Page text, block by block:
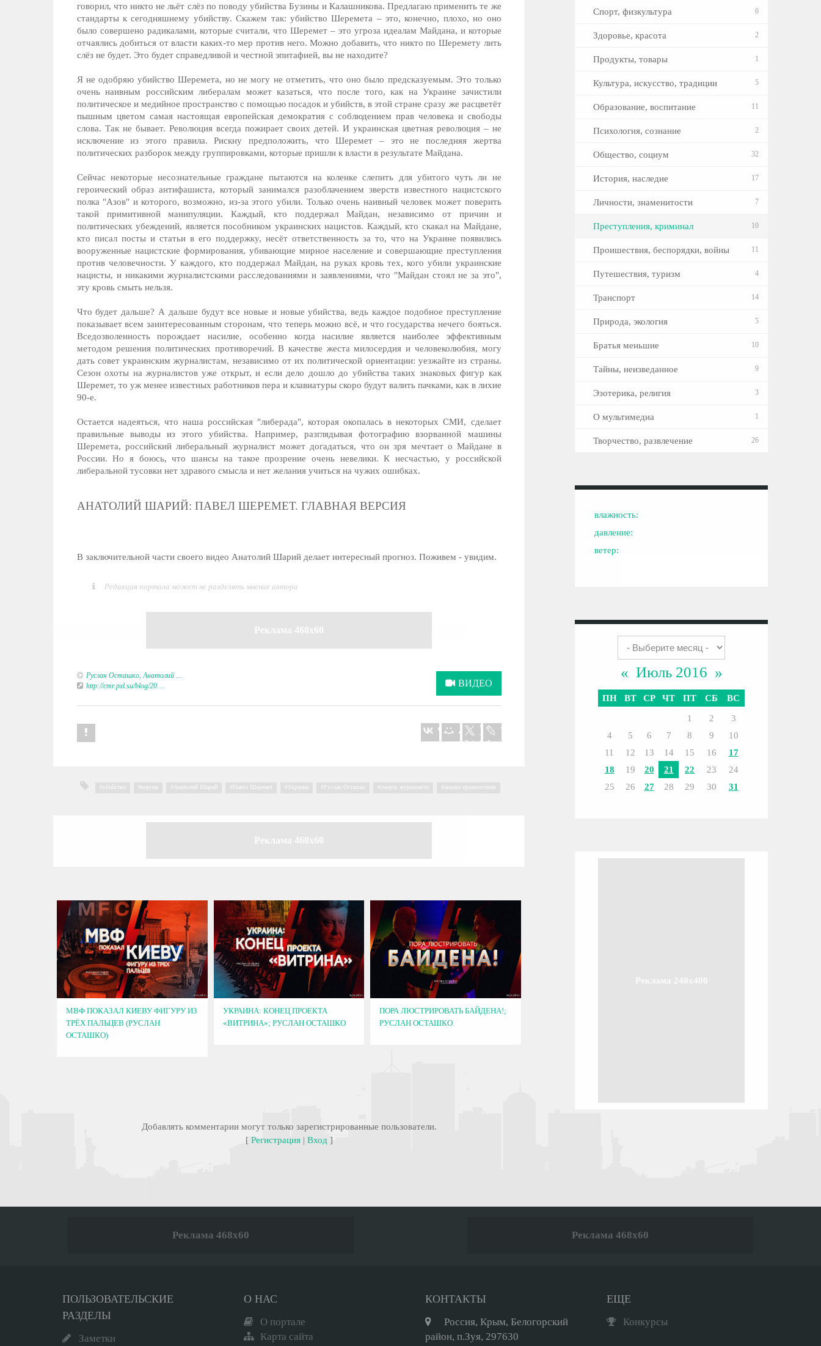
говорил, что никто не льёт слёз по поводу убийства Бузины и Калашникова. Предлагаю применить те же
стандарты к сегодняшнему убийству. Скажем так: убийство Шеремета – это, конечно, плохо, но оно
было совершено радикалами, которые считали, что Шеремет – это угроза идеалам Майдана, и которые
отчаялись добиться от власти каких-то мер против него. Можно добавить, что никто по Шеремету лить
слёз не будет. Это будет справедливой и честной эпитафией, вы не находите?
Я не одобряю убийство Шеремета, но не могу не отметить, что оно было предсказуемым. Это только
очень наивным российским либералам может казаться, что после того, как на Украине зачистили
политическое и медийное пространство с помощью посадок и убийств, в этой стране сразу же расцветёт
пышным цветом самая настоящая европейская демократия с соблюдением прав человека и свободы
слова. Так не бывает. Революция всегда пожирает своих детей. И украинская цветная революция – не
исключение из этого правила. Рискну предположить, что Шеремет – это не последняя жертва
политических разборок между группировками, которые пришли к власти в результате Майдана.
Сейчас некоторые несознательные граждане пытаются на коленке слепить для убитого чуть ли не
героический образ антифашиста, который занимался разоблачением зверств известного нацистского
полка "Азов" и которого, возможно, из-за этого убили. Только очень наивный человек может поверить
такой примитивной манипуляции. Каждый, кто поддержал Майдан, независимо от причин и
политических убеждений, является пособником украинских нацистов. Каждый, кто скакал на Майдане,
кто писал посты и статьи в его поддержку, несёт ответственность за то, что на Украине появились
вооруженные нацистские формирования, убивающие мирное население и совершающие преступления
против человечности. У каждого, кто поддержал Майдан, на руках кровь тех, кого убили украинские
нацисты, и никакими журналистскими расследованиями и заявлениями, что "Майдан стоял не за это",
эту кровь смыть нельзя.
Что будет дальше? А дальше будут все новые и новые убийства, ведь каждое подобное преступление
показывает всем заинтересованным сторонам, что теперь можно всё, и что государства нечего бояться.
Вседозволенность порождает насилие, особенно когда насилие является наиболее эффективным
методом решения политических противоречий. В качестве жеста милосердия и человеколюбия, могу
дать совет украинским журналистам, независимо от их политической ориентации: уезжайте из страны.
Сезон охоты на журналистов уже открыт, и если дело дошло до убийства таких знаковых фигур как
Шеремет, то уж менее известных работников пера и клавиатуры скоро будут валить пачками, как в лихие
90-е.
Остается надеяться, что наша российская "либерада", которая окопалась в некоторых СМИ, сделает
правильные выводы из этого убийства. Например, разглядывая фотографию взорванной машины
Шеремета, российский либеральный журналист может догадаться, что он зря мечтает о Майдане в
России. Но я боюсь, что шансы на такое прозрение очень невелики. К несчастью, у российской
либеральной тусовки нет здравого смысла и нет желания учиться на чужих ошибках.
АНАТОЛИЙ ШАРИЙ: ПАВЕЛ ШЕРЕМЕТ. ГЛАВНАЯ ВЕРСИЯ
В заключительной части своего видео Анатолий Шарий делает интересный прогноз. Поживем - увидим.
Редакция портала может не разделять мнение автора
Реклама 468x60
Руслан Осташко, Анатолий …
http://cmr.pxl.su/blog/20…
ВИДЕО
убийство версии Анатолий Шарий Павел Шеремет Украина Руслан Осташко смерть журналиста анализ проишествия
Реклама 468x60
МВФ ПОКАЗАЛ КИЕВУ ФИГУРУ ИЗ
ТРЁХ ПАЛЬЦЕВ (РУСЛАН
ОСТАШКО)
УКРАИНА: КОНЕЦ ПРОЕКТА
«ВИТРИНА»; РУСЛАН ОСТАШКО
ПОРА ЛЮСТРИРОВАТЬ БАЙДЕНА!;
РУСЛАН ОСТАШКО
Добавлять комментарии могут только зарегистрированные пользователи.
[ Регистрация| Вход]
Спорт, физкультура 6
Здоровье, красота 2
Продукты, товары 1
Культура, искусство, традиции 5
Образование, воспитание 11
Психология, сознание 2
Общество, социум 32
История, наследие 17
Личности, знаменитости 7
Преступления, криминал 10
Проишествия, беспорядки, войны 11
Путешествия, туризм 4
Транспорт 14
Природа, экология 5
Братья меньшие 10
Тайны, неизведанное 9
Эзотерика, религия 3
О мультимедиа 1
Творчество, развлечение 26
влажность:
давление:
ветер:
« Июль 2016 »
ПН ВТ СР ЧТ ПТ СБ ВС
1 2
3
4
5 6 7 8 9
10
11
12 13 14 15 16
17
18
19 20 21 22 23
24
25
26 27 28 29 30 31
Реклама 240x400
Реклама 468x60 Реклама 468x60
ПОЛЬЗОВАТЕЛЬСКИЕ
РАЗДЕЛЫ
Заметки
О НАС
О портале
Карта сайта
КОНТАКТЫ
Россия, Крым, Белогорский
район, п.Зуя, 297630
ЕЩЕ
Конкурсы